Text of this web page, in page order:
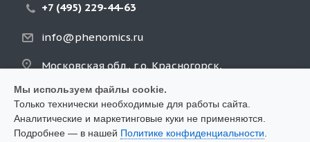
+7 (495) 229-44-63
info@phenomics.ru
Московская обл., г.о. Красногорск,
Мы используем файлы cookie.
Только технически необходимые для работы сайта.
Аналитические и маркетинговые куки не применяются.
Подробнее — в нашей Политике конфиденциальности